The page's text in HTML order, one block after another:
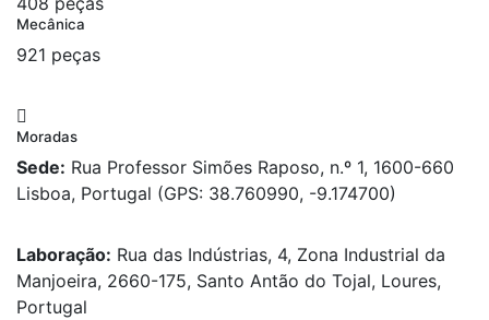
Mecânica
921 peças
Moradas
Sede: Rua Professor Simões Raposo, n.º 1, 1600-660
Lisboa, Portugal (GPS: 38.760990, -9.174700)
Laboração: Rua das Indústrias, 4, Zona Industrial da
Manjoeira, 2660-175, Santo Antão do Tojal, Loures,
Portugal